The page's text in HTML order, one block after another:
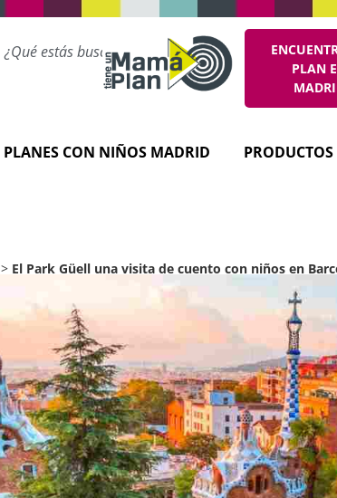
PLAN
PLANES CON NIÑOS MADRID PRODUCTOS
> El Park Güell una visita de cuento con niños en